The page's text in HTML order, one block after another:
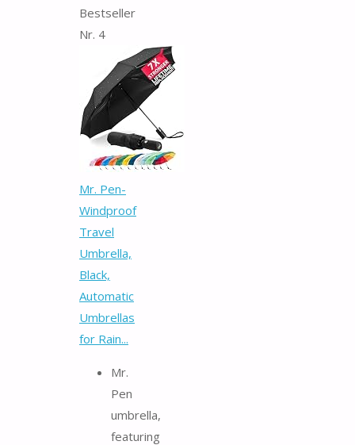
Bestseller
Nr. 4
Mr. Pen-
Windproof
Travel
Umbrella,
Black,
Automatic
Umbrellas
for Rain...
Mr.
Pen
umbrella,
featuring